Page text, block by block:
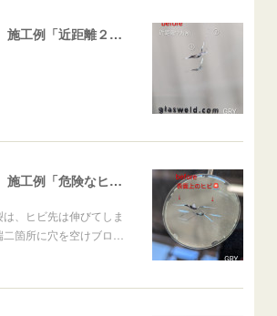
飛び石ひび割れ 施工例「近距離２箇所・パーシャル系+ストレート系」CX-8
飛び石ひび割れ 施工例「危険なヒビ🚨⚠️表面上亀裂」ジムニー
、ヒビ先は伸びてしま
箇所に穴を空けブロ…